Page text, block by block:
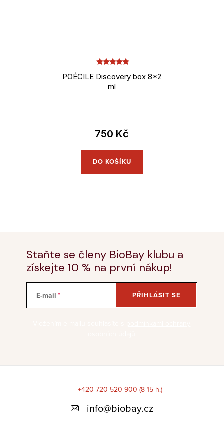
POÉCILE Discovery box 8*2
ml
750 Kč
DO KOŠÍKU
Staňte se členy BioBay klubu a
získejte 10 % na první nákup!
E-mail PŘIHLÁSIT SE
+420 720 520 900 (8-15 h.)
info@biobay.cz